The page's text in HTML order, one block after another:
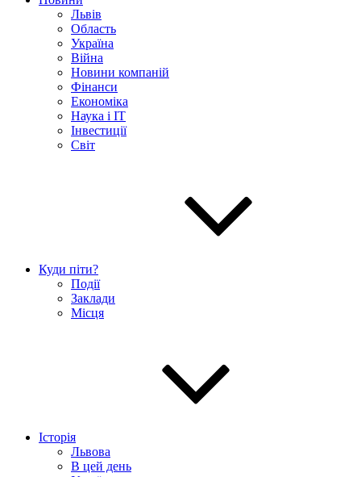
Львів
Область
Україна
Війна
Новини компаній
Фінанси
Економіка
Наука і IT
Інвестиції
Світ
Куди піти?
Події
Заклади
Місця
Історія
Львова
В цей день